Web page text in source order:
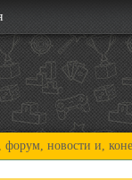
и, конечно,